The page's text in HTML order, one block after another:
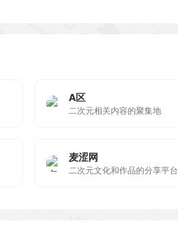
A区
二次元相关内容的聚集地
麦涩网
二次元文化和作品的分享平台